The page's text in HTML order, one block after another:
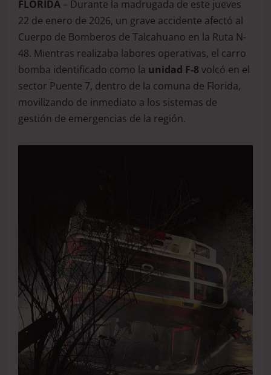
FLORIDA – Durante la madrugada de este jueves
22 de enero de 2026, un grave accidente afectó al
Cuerpo de Bomberos de Talcahuano en la Ruta N-
48. Mientras realizaba labores operativas, el carro
bomba identificado como la unidad F-8volcó en el
sector Puente 7, dentro de la comuna de Florida,
movilizando de inmediato a los sistemas de
gestión de emergencias de la región.